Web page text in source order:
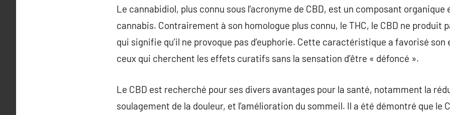
Le cannabidiol, plus connu sous l’acronyme de CBD, est un composant
cannabis. Contrairement à son homologue plus connu, le THC, le CBD ne produit
qui signifie qu’il ne provoque pas d’euphorie. Cette caractéristique a favorisé
ceux qui cherchent les effets curatifs sans la sensation d’être « défoncé ».
Le CBD est recherché pour ses divers avantages pour la santé, notamment la
soulagement de la douleur, et l’amélioration du sommeil. Il a été démontré que le